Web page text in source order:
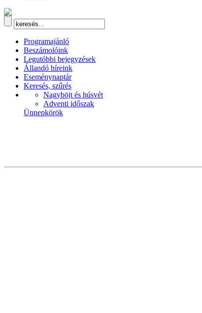
Programajánló
Beszámolóink
Legutóbbi bejegyzések
Állandó híreink
Eseménynaptár
Keresés, szűrés
Nagyböjt és húsvét
Adventi időszak
Ünnepkörök